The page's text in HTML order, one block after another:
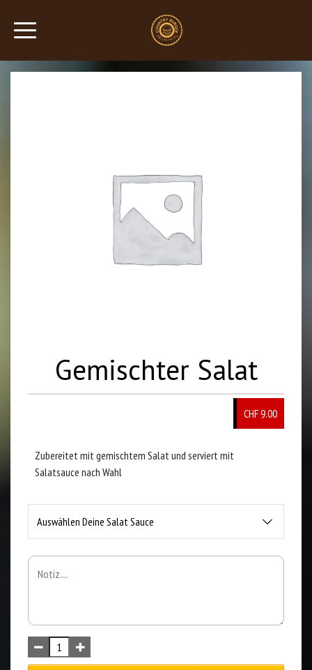
Gemischter Salat
CHF 9.00
Zubereitet mit gemischtem Salat und serviert mit
Salatsauce nach Wahl
Auswählen Deine Salat Sauce